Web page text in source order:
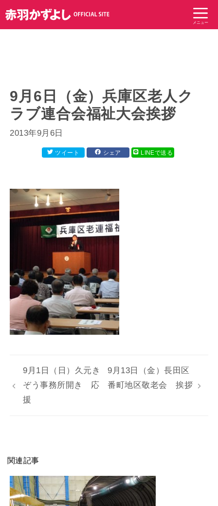
ン
テ
メニュー
9月6日（金）兵庫区老人ク
ラブ連合会福祉大会挨拶
2013年9月6日
ツイート シェア LINEで送る
9月1日（日）久元き
ぞう事務所開き 応
援
9月13日（金）長田区
番町地区敬老会 挨拶
関連記事